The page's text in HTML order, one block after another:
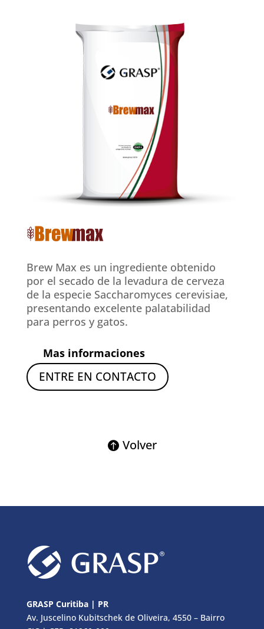
Brew Max es un ingrediente obtenido
por el secado de la levadura de cerveza
de la especie Saccharomyces cerevisiae,
presentando excelente palatabilidad
para perros y gatos.
Mas informaciones
ENTRE EN CONTACTO
Volver
GRASP Curitiba | PR
Av. Juscelino Kubitschek de Oliveira, 4550 – Bairro